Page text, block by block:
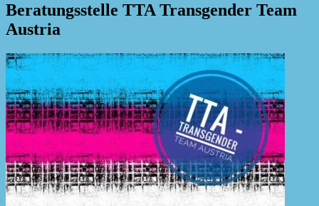
Beratungsstelle TTA Transgender Team
Austria